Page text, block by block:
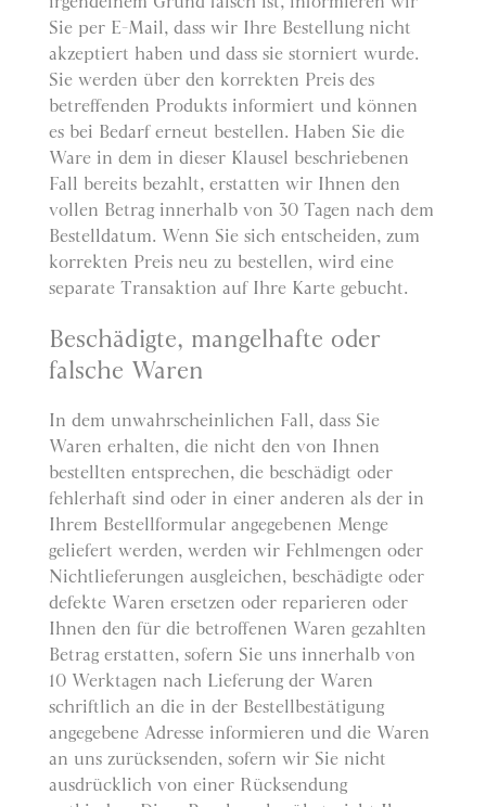
Sie per E-Mail, dass wir Ihre Bestellung nicht
akzeptiert haben und dass sie storniert wurde.
Sie werden über den korrekten Preis des
betreffenden Produkts informiert und können
es bei Bedarf erneut bestellen. Haben Sie die
Ware in dem in dieser Klausel beschriebenen
Fall bereits bezahlt, erstatten wir Ihnen den
vollen Betrag innerhalb von 30 Tagen nach dem
Bestelldatum. Wenn Sie sich entscheiden, zum
korrekten Preis neu zu bestellen, wird eine
separate Transaktion auf Ihre Karte gebucht.
Beschädigte, mangelhafte oder
falsche Waren
In dem unwahrscheinlichen Fall, dass Sie
Waren erhalten, die nicht den von Ihnen
bestellten entsprechen, die beschädigt oder
fehlerhaft sind oder in einer anderen als der in
Ihrem Bestellformular angegebenen Menge
geliefert werden, werden wir Fehlmengen oder
Nichtlieferungen ausgleichen, beschädigte oder
defekte Waren ersetzen oder reparieren oder
Ihnen den für die betroffenen Waren gezahlten
Betrag erstatten, sofern Sie uns innerhalb von
10 Werktagen nach Lieferung der Waren
schriftlich an die in der Bestellbestätigung
angegebene Adresse informieren und die Waren
an uns zurücksenden, sofern wir Sie nicht
ausdrücklich von einer Rücksendung